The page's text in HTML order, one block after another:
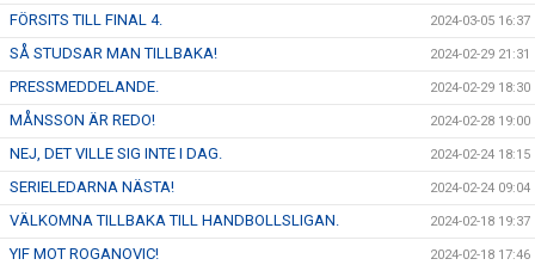
FÖRSITS TILL FINAL 4. 2024-03-05 16:37
SÅ STUDSAR MAN TILLBAKA! 2024-02-29 21:31
PRESSMEDDELANDE. 2024-02-29 18:30
MÅNSSON ÄR REDO! 2024-02-28 19:00
NEJ, DET VILLE SIG INTE I DAG. 2024-02-24 18:15
SERIELEDARNA NÄSTA! 2024-02-24 09:04
VÄLKOMNA TILLBAKA TILL HANDBOLLSLIGAN. 2024-02-18 19:37
YIF MOT ROGANOVIC! 2024-02-18 17:46